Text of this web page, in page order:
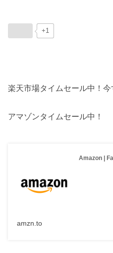
+1
楽天市場タイムセール中！今
アマゾンタイムセール中！
Amazon |
amzn.to